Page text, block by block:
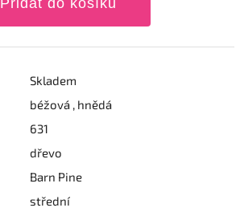
Skladem
béžová , hnědá
631
dřevo
Barn Pine
střední